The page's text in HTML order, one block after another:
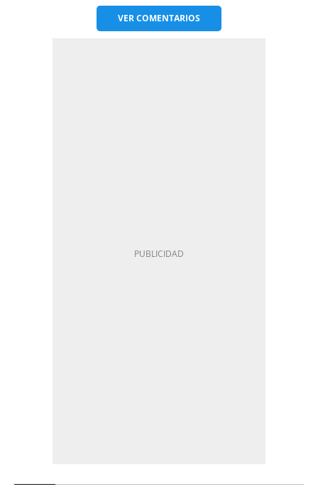
VERCOMENTARIOS